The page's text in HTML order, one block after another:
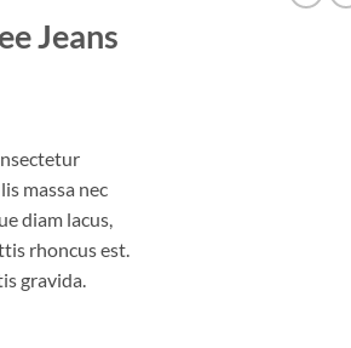
Jeans
massa nec
diam lacus,
rhoncus est.
gravida.